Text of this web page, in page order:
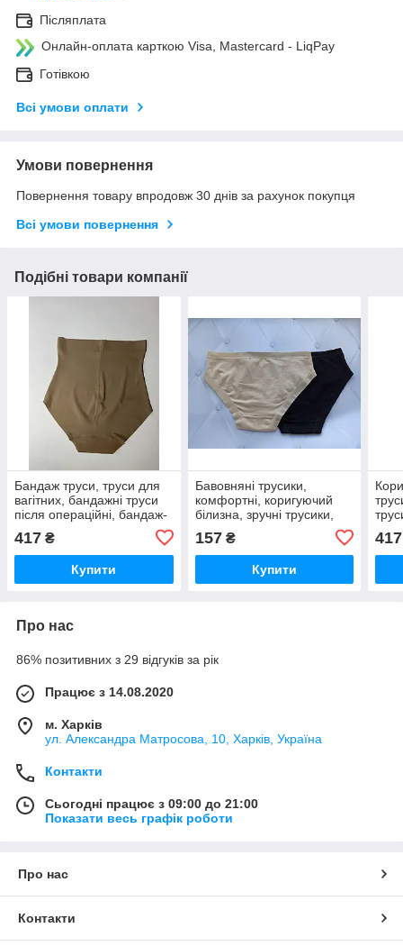
Післяплата
Онлайн-оплата карткою Visa, Mastercard - LiqPay
Готівкою
Всі умови оплати
Умови повернення
Повернення товару впродовж 30 днів за рахунок покупця
Всі умови повернення
Подібні товари компанії
Бандаж труси, труси для
вагітних, бандажні труси
після операційні, бандаж-
417 ₴
Купити
Бавовняні трусики,
комфортні, коригуючий
білизна, зручні трусики,
157₴
Купити
417
Про нас
86% позитивних з 29 відгуків за рік
Працює з 14.08.2020
м. Харків
ул. Александра Матросова, 10, Харків, Україна
Контакти
Сьогодні працює з 09:00 до 21:00
Показати весь графік роботи
Про нас
Контакти